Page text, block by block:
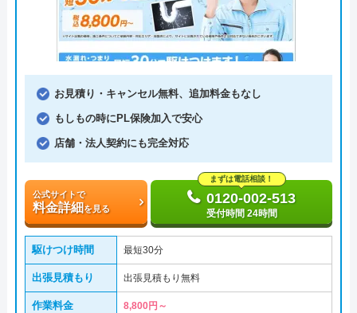
お見積り・キャンセル無料、追加料金もなし
もしもの時にPL保険加入で安心
店舗・法人契約にも完全対応
公式サイトで
料金詳細を見る
まずは電話相談！
0120-002-513
受付時間 24時間
駆けつけ時間 最短30分
出張見積もり 出張見積もり無料
作業料金 8,800円～